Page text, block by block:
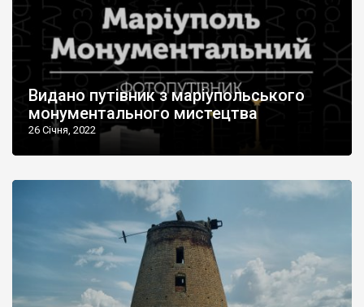
Видано путівник з маріупольського
монументального мистецтва
26 Січня, 2022